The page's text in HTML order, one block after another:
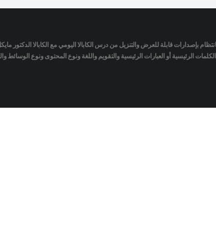
بإصدارات قابلة للعرض والتنزيل من درس الكابالا اليومي مع الكابالا الدكتور
الرئيسية أو العبارات الرئيسية والتقويم واللغة ونوع المحتوى ونوع